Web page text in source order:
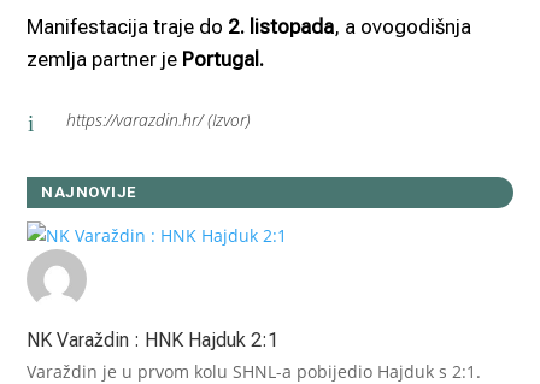
Manifestacija traje do 2. listopada, a ovogodišnja
zemlja partner je Portugal.
i https://varazdin.hr/ (Izvor)
NAJNOVIJE
NK Varaždin : HNK Hajduk 2:1
Varaždin je u prvom kolu SHNL-a pobijedio Hajduk s 2:1.